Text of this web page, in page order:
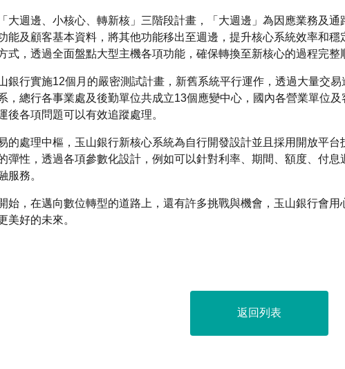
大週邊、小核心、轉新核」三階段計畫，「大週邊」為因應業務及
能及顧客基本資料，將其他功能移出至週邊，提升核心系統效率和
式，透過全面盤點大型主機各項功能，確保轉換至新核心的過程完整
銀行實施12個月的嚴密測試計畫，新舊系統平行運作，透過大量交
，總行各事業處及後勤單位共成立13個應變中心，國內各營業單位
後各項問題可以有效追蹤處理。
的處理中樞，玉山銀行新核心系統為自行開發設計並且採用開放平
彈性，透過各項參數化設計，例如可以針對利率、期間、額度、付
服務。
始，在邁向數位轉型的道路上，還有許多挑戰與機會，玉山銀行會
美好的未來。
返回列表